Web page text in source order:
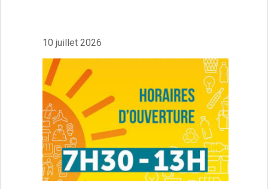
Expositions 2010
Événements culturels
Rendez-vous photographes
Rendez-vous inventifs
Fête du Pain et de la caillebotte
Castel’Odies
Fête des associations
Fête des Templiers
Rendez-vous peintres de chez-nous
Brocante-foire aux vieux livres
10 juillet 2026